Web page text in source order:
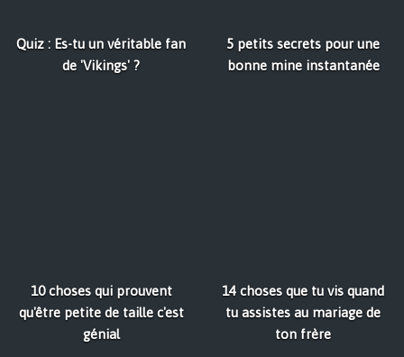
Quiz : Es-tu un véritable fan
de 'Vikings' ?
5 petits secrets pour une
bonne mine instantanée
10 choses qui prouvent
qu'être petite de taille c'est
génial
14 choses que tu vis quand
tu assistes au mariage de
ton frère